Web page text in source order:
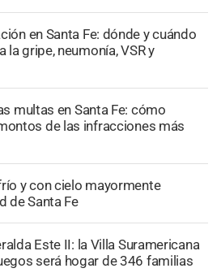
en Santa Fe: dónde y cuándo
la gripe, neumonía, VSR y
multas en Santa Fe: cómo
de las infracciones más
y con cielo mayormente
de Santa Fe
Este II: la Villa Suramericana
será hogar de 346 familias